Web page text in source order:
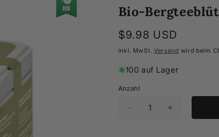
Bio-
Normaler
Preis
$9.98 USD
inkl. MwSt. Versand wird beim
100 auf Lager
Anzahl
Verringere Erhöhe